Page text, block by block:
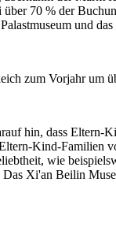
70 % der
und
zum Vorjahr
hin, dass
Kind-Familien
wie
Xi'an Beilin